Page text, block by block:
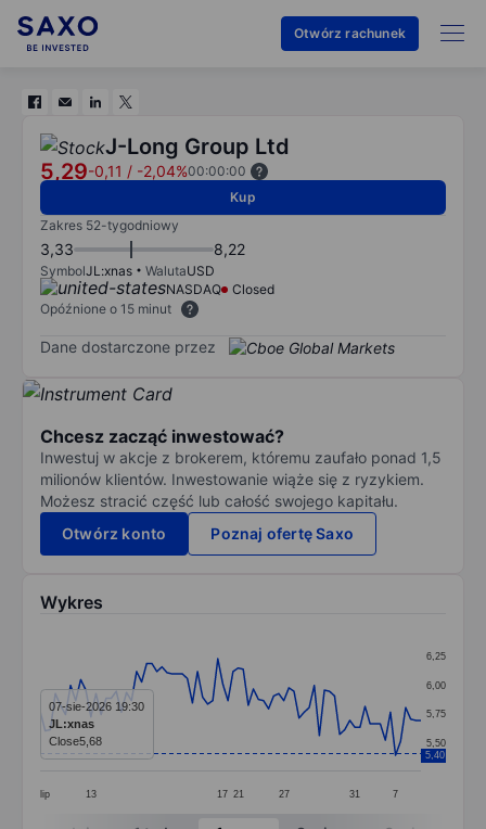
Otwórz rachunek
J-Long Group Ltd
5,29-0,11 / -2,04%00:00:00
Kup
Zakres 52-tygodniowy
3,33 8,22
SymbolJL:xnas WalutaUSD
NASDAQ
Closed
Opóźnione o 15 minut
Dane dostarczone przez
Chcesz zacząć inwestować?
Inwestuj w akcje z brokerem, któremu zaufało ponad 1,5
milionów klientów. Inwestowanie wiąże się z ryzykiem.
Możesz stracić część lub całość swojego kapitału.
Otwórz konto
Poznaj ofertę Saxo
Wykres
Line chart with 76 data points.
The chart has 1 X axis displaying categories.
The chart has 1 Y axis displaying values. Data
lip 13 17 21 27 31 7
5,50
5,75
6,00
6,25
5,40
07-sie-2026 19:30
JL:xnas
Close5,68
End of interactive chart.